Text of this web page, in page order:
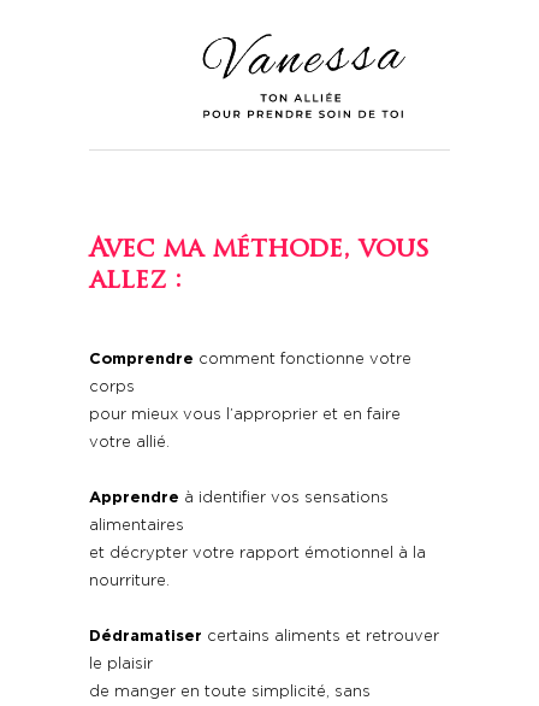
Avec ma méthode, vous
allez :
Comprendre comment fonctionne votre
corps
pour mieux vous l’approprier et en faire
votre allié.
Apprendre à identifier vos sensations
alimentaires
et décrypter votre rapport émotionnel à la
nourriture.
Dédramatiser certains aliments et retrouver
le plaisir
de manger en toute simplicité, sans